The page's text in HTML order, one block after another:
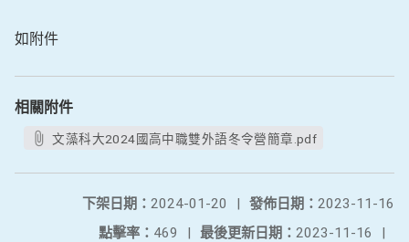
如附件
相關附件
文藻科大2024國高中職雙外語冬令營簡章.pdf
發佈日期： 2023-11-16
下架日期： 2024-01-20
|
最後更新日期： 2023-11-16 |
點擊率： 469 |